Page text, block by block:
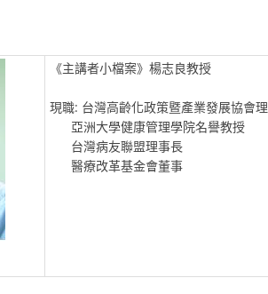
《主講者小檔案》楊志良教授
現職: 台灣高齡化政策暨產業發展協會
亞洲大學健康管理學院名譽教授
台灣病友聯盟理事長
醫療改革基金會董事